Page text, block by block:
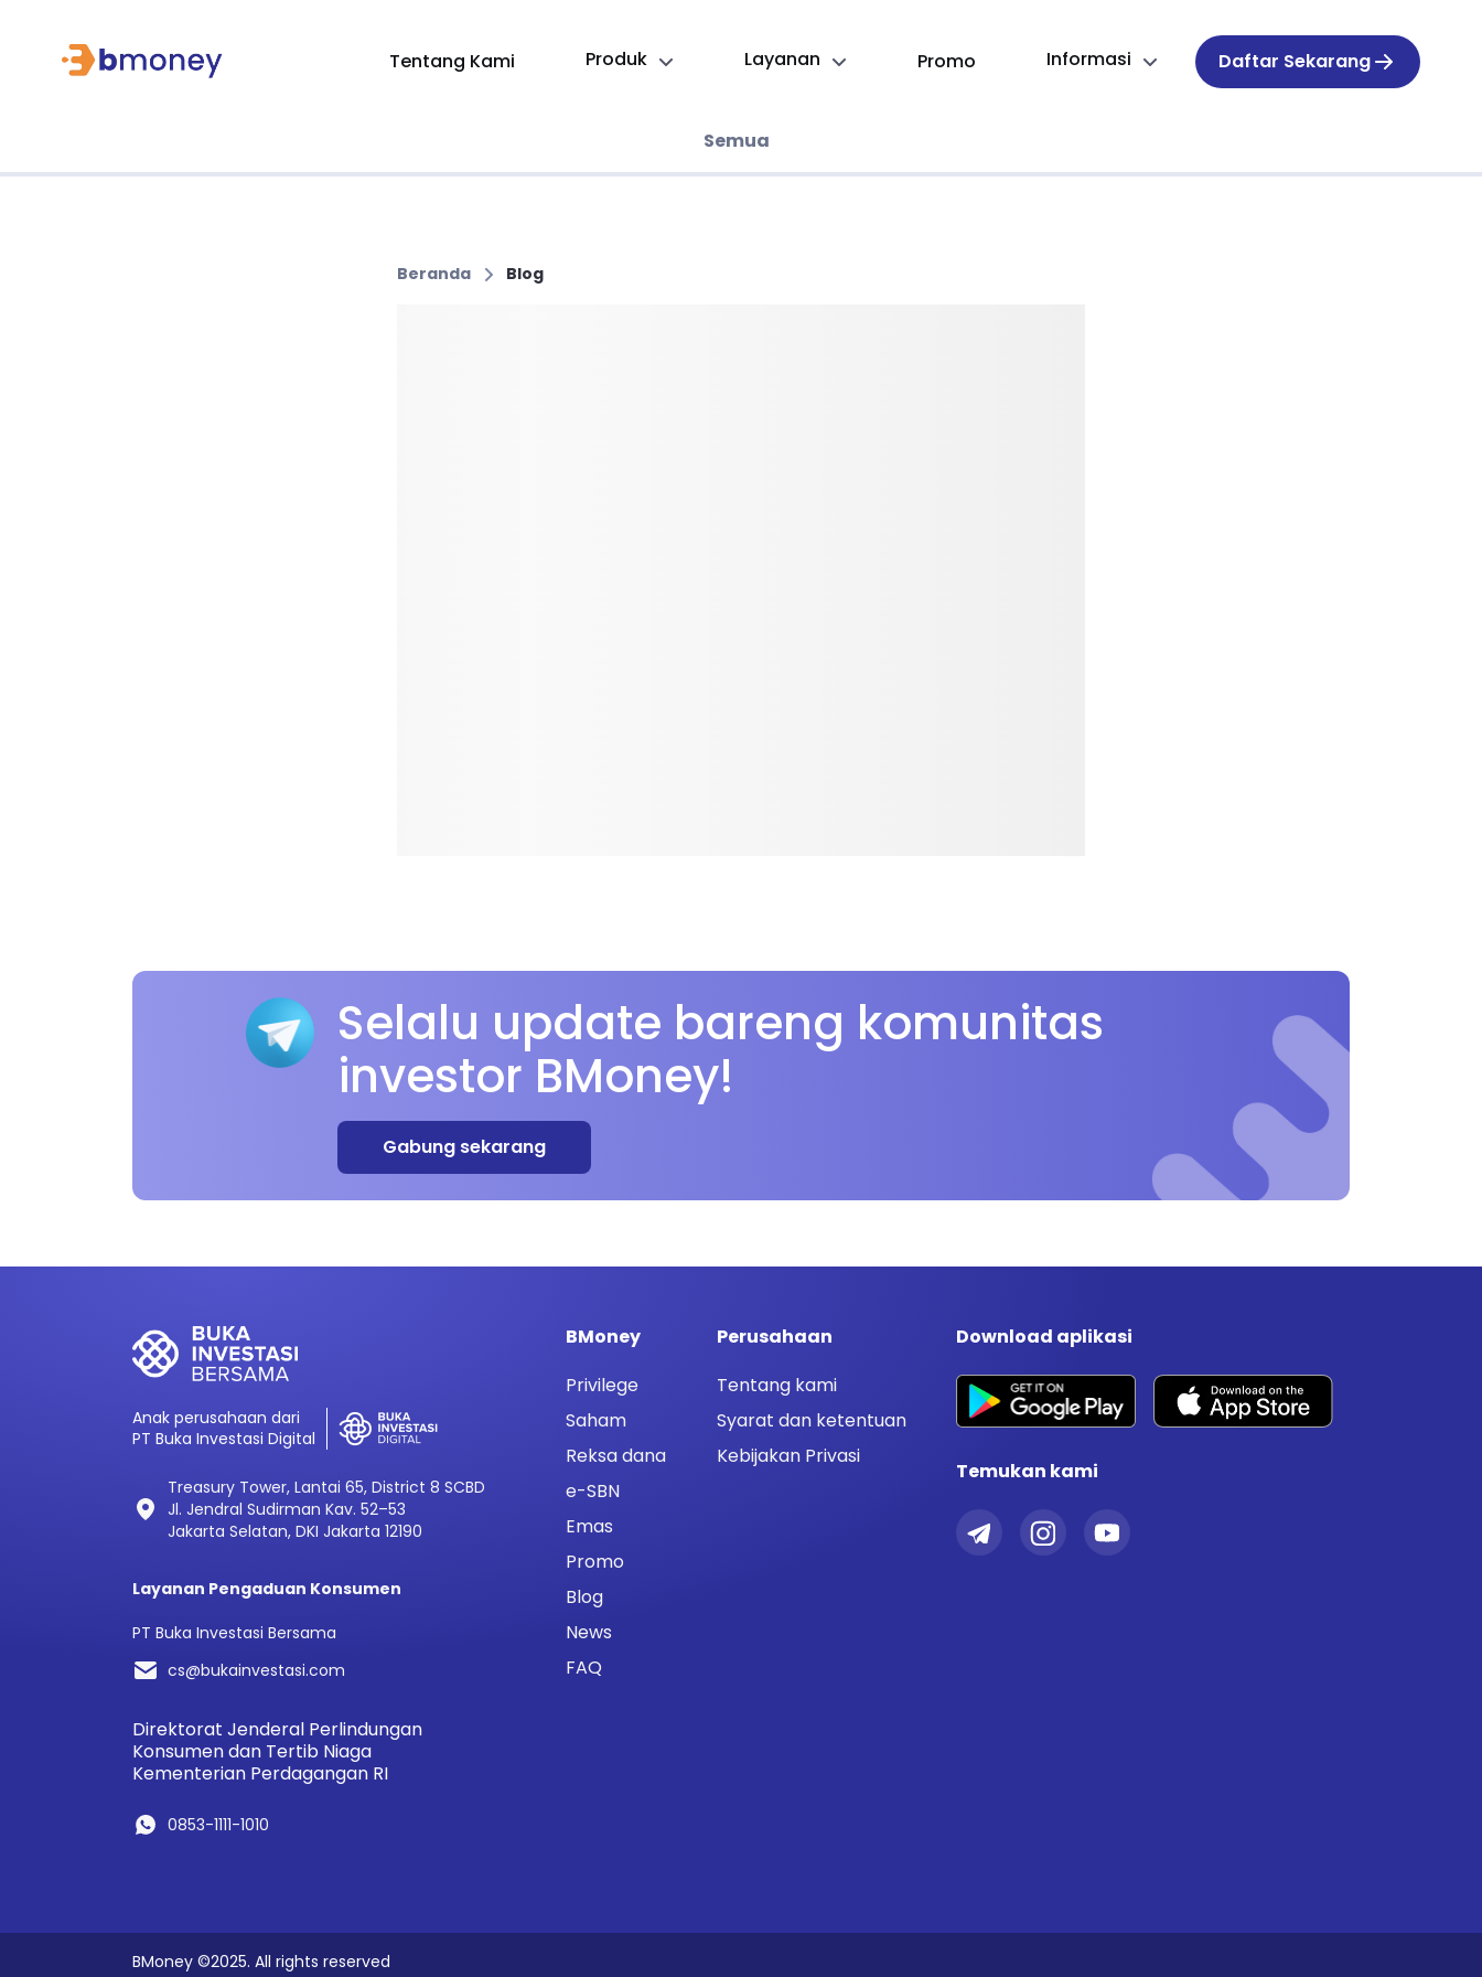
Tentang Kami Produk Layanan Promo Informasi Daftar Sekarang
Semua
Beranda Blog
Selalu update bareng komunitas
investor BMoney!
Gabung sekarang
Anak perusahaan dari
PT Buka Investasi Digital
Treasury Tower, Lantai 65, District 8 SCBD
Jl. Jendral Sudirman Kav. 52–53
Jakarta Selatan, DKI Jakarta 12190
Layanan Pengaduan Konsumen
PT Buka Investasi Bersama
cs@bukainvestasi.com
Direktorat Jenderal Perlindungan
Konsumen dan Tertib Niaga
Kementerian Perdagangan RI
0853-1111-1010
BMoney
Privilege
Saham
Reksa dana
e-SBN
Emas
Promo
Blog
News
FAQ
Perusahaan
Tentang kami
Syarat dan ketentuan
Kebijakan Privasi
Download aplikasi
Temukan kami
BMoney ©2025. All rights reserved